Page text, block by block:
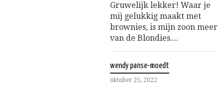
Gruwelijk lekker! Waar je
mij gelukkig maakt met
brownies, is mijn zoon meer
van de Blondies....
wendy panse-moedt
oktober 25, 2022